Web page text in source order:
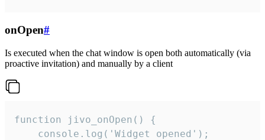
onOpen#
Is executed when the chat window is open both automatically (via
proactive invitation) and manually by a client
function jivo_onOpen() {
    console.log('Widget opened');